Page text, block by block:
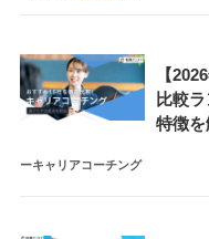
【
比較
特徴
ーキャリアコーチング